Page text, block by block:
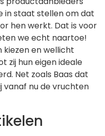
in staat stellen om dat
hen werkt. Dat is voor
we echt naartoe!
kiezen en wellicht
zij hun eigen ideale
Net zoals Baas dat
vanaf nu de vruchten